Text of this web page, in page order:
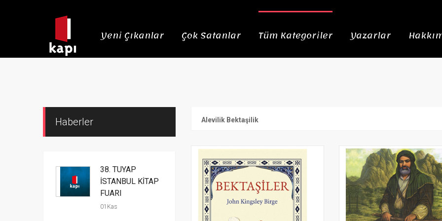
Yeni Çıkanlar Çok Satanlar Tüm Kategoriler Yazarlar
Alevilik Bektaşilik
Haberler
38. TÜYAP
İSTANBUL KİTAP
FUARI
01Kas